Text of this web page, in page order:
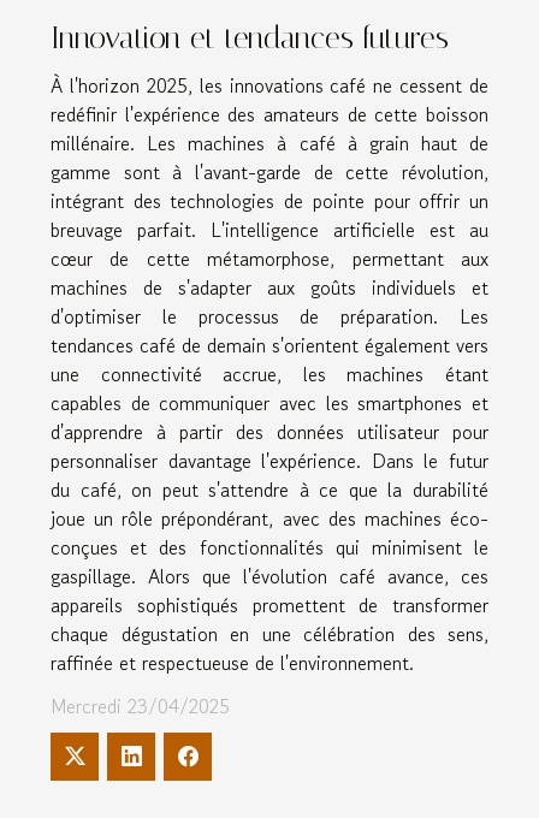
Innovation et tendances futures
À l'horizon 2025, les innovations café ne cessent de
redéfinir l'expérience des amateurs de cette boisson
millénaire. Les machines à café à grain haut de
gamme sont à l'avant-garde de cette révolution,
intégrant des technologies de pointe pour offrir un
breuvage parfait. L'intelligence artificielle est au
cœur de cette métamorphose, permettant aux
machines de s'adapter aux goûts individuels et
d'optimiser le processus de préparation. Les
tendances café de demain s'orientent également vers
une connectivité accrue, les machines étant
capables de communiquer avec les smartphones et
d'apprendre à partir des données utilisateur pour
personnaliser davantage l'expérience. Dans le futur
du café, on peut s'attendre à ce que la durabilité
joue un rôle prépondérant, avec des machines éco-
conçues et des fonctionnalités qui minimisent le
gaspillage. Alors que l'évolution café avance, ces
appareils sophistiqués promettent de transformer
chaque dégustation en une célébration des sens,
raffinée et respectueuse de l'environnement.
Mercredi 23/04/2025